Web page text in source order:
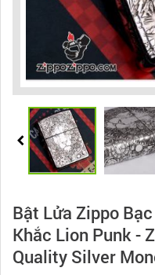
Bật Lửa Zippo
Khắc Lion Punk -
Quality Silver